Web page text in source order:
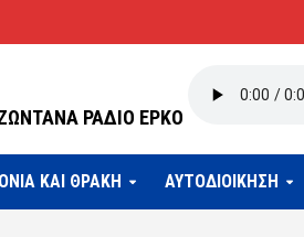
ΡΑΔΙΟ ΕΡΚΟ
ΚΑΙ ΘΡΑΚΗ ΑΥΤΟΔΙΟΙΚΗΣΗ